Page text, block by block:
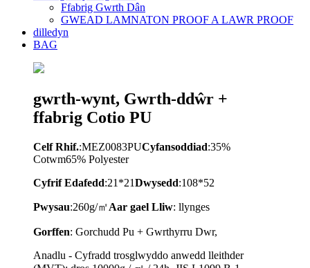
Ffabrig Gwrth Dân
GWEAD LAMNATON PROOF A LAWR PROOF
dilledyn
BAG
gwrth-wynt, Gwrth-ddŵr +
ffabrig Cotio PU
Celf Rhif.:MEZ0083PUCyfansoddiad:35%
Cotwm65% Polyester
Cyfrif Edafedd:21*21Dwysedd:108*52
Pwysau:260g/㎡Aar gael Lliw: llynges
Gorffen: Gorchudd Pu + Gwrthyrru Dwr,
Anadlu - Cyfradd trosglwyddo anwedd lleithder